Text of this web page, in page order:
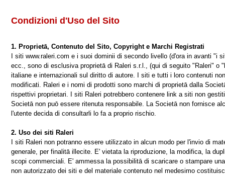
Condizioni d'Uso del Sito
1. Proprietā, Contenuto del Sito, Copyright e Marchi Registrati
I siti www.raleri.com e i suoi dominii di secondo livello (d'ora in avanti
ecc., sono di esclusiva proprietā di Raleri s.r.l., (qui di seguito "Raleri"
italiane e internazionali sul diritto di autore. I siti e tutti i loro contenuti
modificati. Raleri e i nomi di prodotti sono marchi di proprietā dalla
rispettivi proprietari. I siti Raleri potrebbero contenere link a siti non
Societā non puō essere ritenuta responsabile. La Societā non fornisce
l'utente decida di consultarli lo fa a proprio rischio.
2. Uso dei siti Raleri
I siti Raleri non potranno essere utilizzato in alcun modo per l'invio di
generale, per finalitā illecite. E' vietata la riproduzione, la modifica, la
scopi commerciali. E' ammessa la possibilitā di scaricare o stampare
non autorizzato dei siti e del materiale contenuto nel medesimo